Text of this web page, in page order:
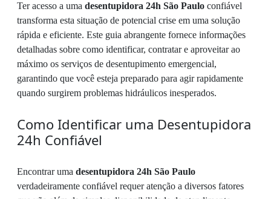
Ter acesso a uma desentupidora 24h São Paulo confiável
transforma esta situação de potencial crise em uma solução
rápida e eficiente. Este guia abrangente fornece informações
detalhadas sobre como identificar, contratar e aproveitar ao
máximo os serviços de desentupimento emergencial,
garantindo que você esteja preparado para agir rapidamente
quando surgirem problemas hidráulicos inesperados.
Como Identificar uma Desentupidora
24h Confiável
Encontrar uma desentupidora 24h São Paulo
verdadeiramente confiável requer atenção a diversos fatores